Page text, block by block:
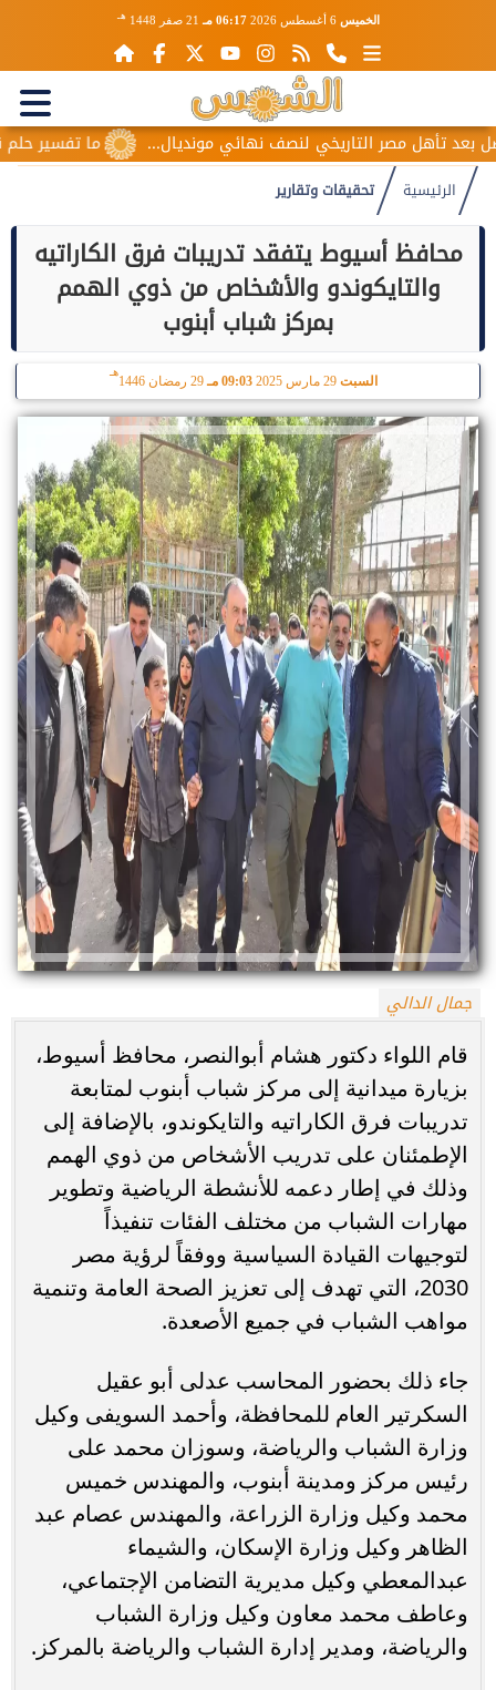
الخميس 6 أغسطس 2026 06:17 مـ 21 صفر 1448 هـ
ما تفسير حلم نكاح مصر التاريخي لنصف نهائي مونديال...
الرئيسية تحقيقات وتقارير
محافظ أسيوط يتفقد تدريبات فرق الكاراتيه
والتايكوندو والأشخاص من ذوي الهمم
بمركز شباب أبنوب
السبت 09:03 مـ 29 رمضان 1446
هـ
جمال الدالي
قام اللواء دكتور هشام أبوالنصر، محافظ أسيوط،
بزيارة ميدانية إلى مركز شباب أبنوب لمتابعة
تدريبات فرق الكاراتيه والتايكوندو، بالإضافة إلى
الإطمئنان على تدريب الأشخاص من ذوي الهمم
وذلك في إطار دعمه للأنشطة الرياضية وتطوير
مهارات الشباب من مختلف الفئات تنفيذاً
لتوجيهات القيادة السياسية ووفقاً لرؤية مصر
2030، التي تهدف إلى تعزيز الصحة العامة وتنمية
مواهب الشباب في جميع الأصعدة.
جاء ذلك بحضور المحاسب عدلى أبو عقيل
السكرتير العام للمحافظة، وأحمد السويفى وكيل
وزارة الشباب والرياضة، وسوزان محمد على
رئيس مركز ومدينة أبنوب، والمهندس خميس
محمد وكيل وزارة الزراعة، والمهندس عصام عبد
الظاهر وكيل وزارة الإسكان، والشيماء
عبدالمعطي وكيل مديرية التضامن الإجتماعي،
وعاطف محمد معاون وكيل وزارة الشباب
والرياضة، ومدير إدارة الشباب والرياضة بالمركز.